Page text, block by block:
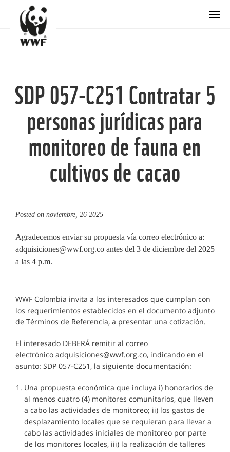
SDP 057-C251 Contratar 5
personas jurídicas para
monitoreo de fauna en
cultivos de cacao
Posted on noviembre, 26 2025
Agradecemos enviar su propuesta vía correo electrónico a:
adquisiciones@wwf.org.co antes del 3 de diciembre del 2025
a las 4 p.m.
WWF Colombia invita a los interesados que cumplan con
los requerimientos establecidos en el documento adjunto
de Términos de Referencia, a presentar una cotización.
El interesado DEBERÁ remitir al correo
electrónico adquisiciones@wwf.org.co, indicando en el
asunto: SDP 057-C251, la siguiente documentación:
Una propuesta económica que incluya i) honorarios de
al menos cuatro (4) monitores comunitarios, que lleven
a cabo las actividades de monitoreo; ii) los gastos de
desplazamiento locales que se requieran para llevar a
cabo las actividades iniciales de monitoreo por parte
de los monitores locales, iii) la realización de talleres